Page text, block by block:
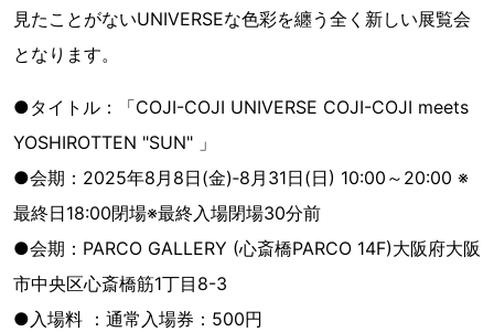
見たことがないUNIVERSEな色彩を纏う全く新しい展覧会
となります。
●タイトル：「COJI-COJI UNIVERSE COJI-COJI meets
YOSHIROTTEN "SUN" 」
●会期：2025年8月8日(金)‐8月31日(日) 10:00～20:00 ※
最終日18:00閉場※最終入場閉場30分前
●会期：PARCO GALLERY (心斎橋PARCO 14F)大阪府大阪
市中央区心斎橋筋1丁目8-3
●入場料 ：通常入場券：500円